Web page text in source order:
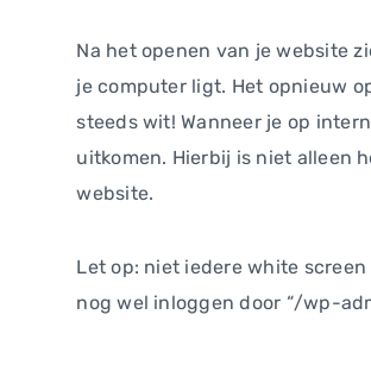
Na het openen van je website
je computer ligt. Het opnieuw
steeds wit! Wanneer je op
uitkomen. Hierbij is niet alleen
website.
Let op: niet iedere white
nog wel inloggen door “/wp-